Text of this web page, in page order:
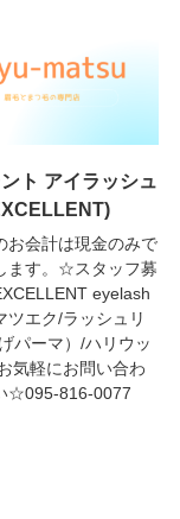
ト アイラッシュ
お会計は現金のみで
ます。☆スタッフ募
eyelash
ツエク/ラッシュリ
パーマ）/ハリウッ
気軽にお問い合わ
☆095-816-0077